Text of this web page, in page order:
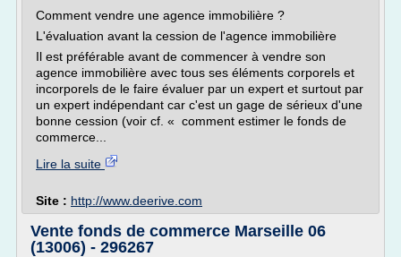
Comment vendre une agence immobilière ?
L'évaluation avant la cession de l'agence immobilière
Il est préférable avant de commencer à vendre son
agence immobilière avec tous ses éléments corporels et
incorporels de le faire évaluer par un expert et surtout par
un expert indépendant car c'est un gage de sérieux d'une
bonne cession (voir cf. « comment estimer le fonds de
commerce...
Lire la suite
Site : http://www.deerive.com
Vente fonds de commerce Marseille 06
(13006) - 296267